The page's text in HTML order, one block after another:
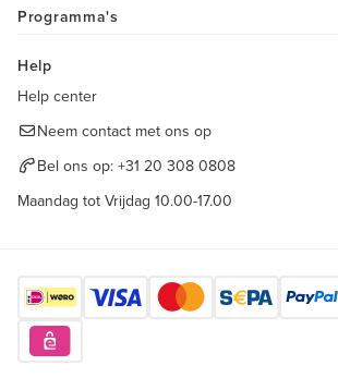
Programma's
Help
Help center
Neem contact met ons op
Bel ons op: +31 20 308 0808
Maandag tot Vrijdag 10.00-17.00